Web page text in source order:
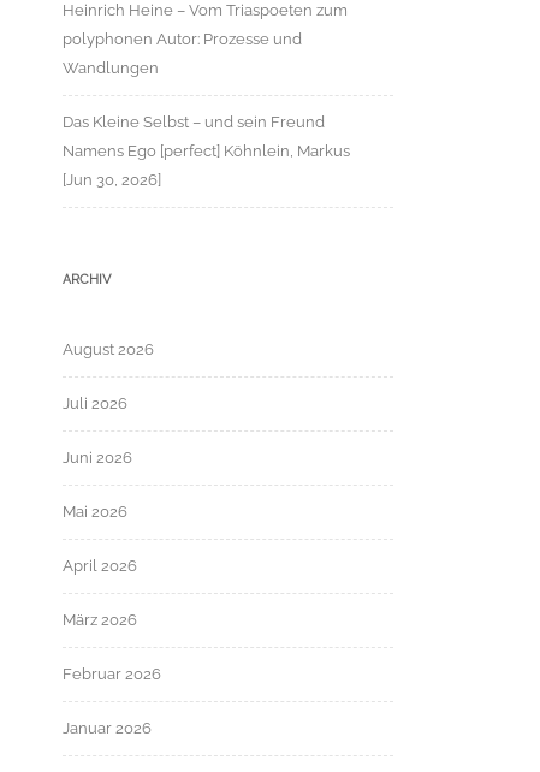
Heinrich Heine – Vom Triaspoeten zum
polyphonen Autor: Prozesse und
Wandlungen
Das Kleine Selbst – und sein Freund
Namens Ego [perfect] Köhnlein, Markus
[Jun 30, 2026]
ARCHIV
August 2026
Juli 2026
Juni 2026
Mai 2026
April 2026
März 2026
Februar 2026
Januar 2026